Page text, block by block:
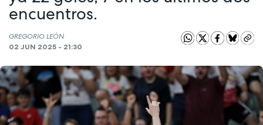
encuentros.
GREGORIO LEÓN
02 JUN 2025 - 21:30